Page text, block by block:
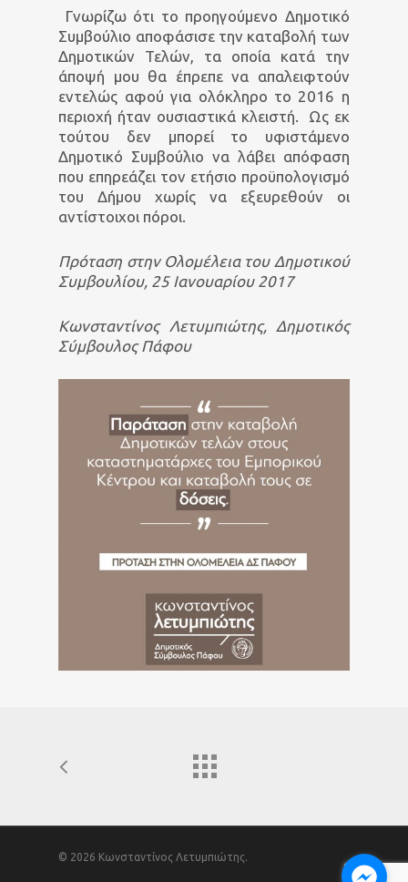
Γνωρίζω ότι το προηγούμενο Δημοτικό
Συμβούλιο αποφάσισε την καταβολή των
Δημοτικών Τελών, τα οποία κατά την
άποψή μου θα έπρεπε να απαλειφτούν
εντελώς αφού για ολόκληρο το 2016 η
περιοχή ήταν ουσιαστικά κλειστή. Ως εκ
τούτου δεν μπορεί το υφιστάμενο
Δημοτικό Συμβούλιο να λάβει απόφαση
που επηρεάζει τον ετήσιο προϋπολογισμό
του Δήμου χωρίς να εξευρεθούν οι
αντίστοιχοι πόροι.
Πρόταση στην Ολομέλεια του Δημοτικού
Συμβουλίου, 25Ιανουαρίου 2017
Κωνσταντίνος Λετυμπιώτης, Δημοτικός
Σύμβουλος Πάφου
© 2026 Κωνσταντίνος Λετυμπιώτης.